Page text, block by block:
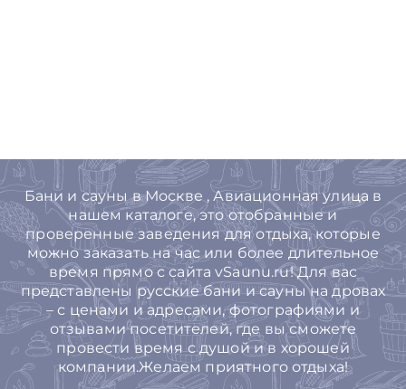
Бани и сауны в Москве , Авиационная улица в
нашем каталоге, это отобранные и
проверенные заведения для отдыха, которые
можно заказать на час или более длительное
время прямо с сайта vSaunu.ru! Для вас
представлены русские бани и сауны на дровах
– с ценами и адресами, фотографиями и
отзывами посетителей, где вы сможете
провести время с душой и в хорошей
компании.Желаем приятного отдыха!